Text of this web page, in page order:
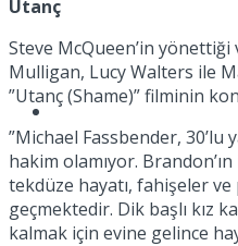
Sinema
Utanç
Steve McQueen’in
Mulligan, Lucy Walters ile
”Utanç (Shame)” filminin
”Michael Fassbender,
hakim olamıyor.
tekdüze hayatı, fahişeler
geçmektedir. Dik başlı kız
kalmak için evine gelince